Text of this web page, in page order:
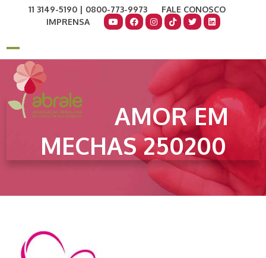
11 3149-5190 | 0800-773-9973
FALE CONOSCO
IMPRENSA
Open
mobile
menu
Close
mobile
menu
AMOR EM
MECHAS 250200